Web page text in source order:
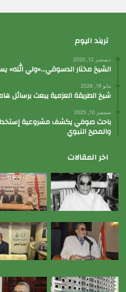
تريند اليوم
ديسمبر 12, 2020
الشيخ مختار الدسوقي…«ولي
مايو 19, 2026
شيخ الطريقة العزمية يبعث برسائل
سبتمبر 10, 2025
باحث صوفي يكشف مشروعية
والمديح النبوي
اخر المقالات